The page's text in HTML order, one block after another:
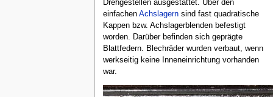
Drehgestellen ausgestattet. Über den
einfachen Achslagernsind fast quadratische
Kappen bzw. Achslagerblenden befestigt
worden. Darüber befinden sich geprägte
Blattfedern. Blechräder wurden verbaut, wenn
werkseitig keine Inneneinrichtung vorhanden
war.